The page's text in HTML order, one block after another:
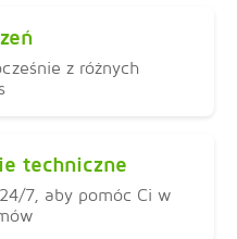
z różnych
techniczne
7, aby pomóc Ci w